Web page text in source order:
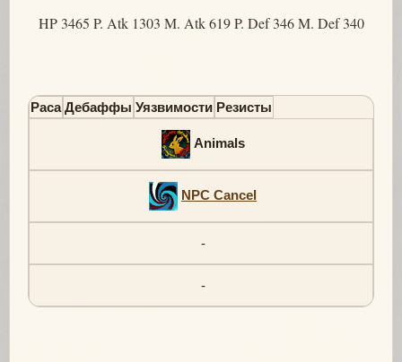
HP 3465 P. Atk 1303 M. Atk 619 P. Def 346 M. Def 340
Раса Дебаффы Уязвимости Резисты
Animals
NPC Cancel
-
-